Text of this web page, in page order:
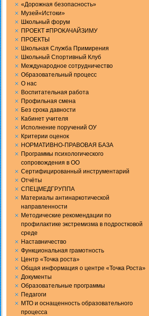
«Дорожная безопасность»
Музей«Истоки»
Школьный форум
ПРОЕКТ #ПРОКАЧАЙЗИМУ
ПРОЕКТЫ
Школьная Служба Примирения
Школьный Спортивный Клуб
Международное сотрудничество
Образовательный процесс
О нас
Воспитательная работа
Профильная смена
Без срока давности
Кабинет учителя
Исполнение поручений ОУ
Критерии оценок
НОРМАТИВНО-ПРАВОВАЯ БАЗА
Программы психологического
сопровождения в ОО
Сертифицированный инструментарий
Отчёты
СПЕЦМЕДГРУППА
Материалы антинаркотической
направленности
Методические рекомендации по
профилактике экстремизма в подростковой
среде
Наставничество
Функциональная грамотность
Центр «Точка роста»
Общая информация о центре «Точка Роста»
Документы
Образовательные программы
Педагоги
МТО и оснащенность образовательного
процесса